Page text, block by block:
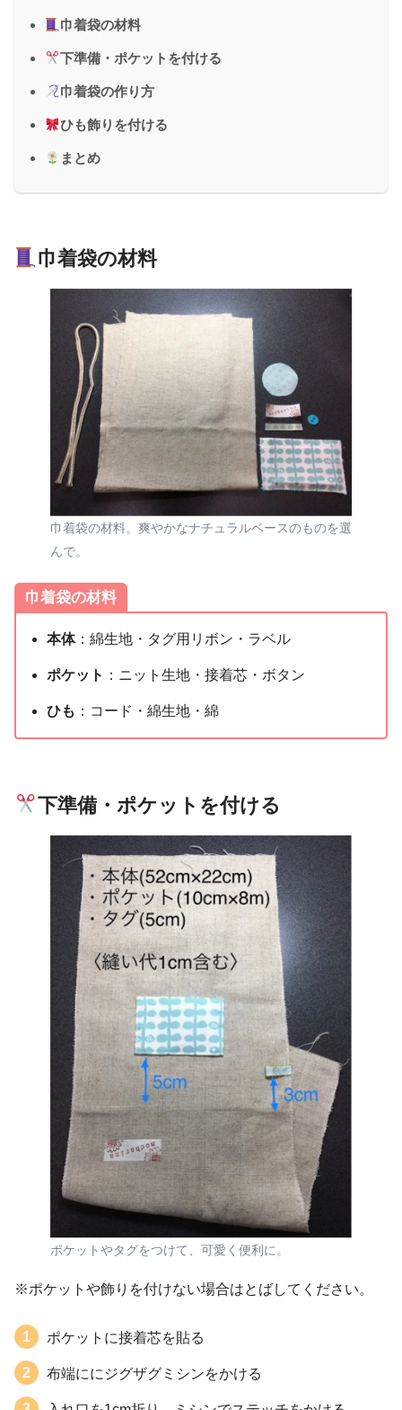
巾着袋の材料
下準備・ポケットを付ける
巾着袋の作り方
ひも飾りを付ける
まとめ
巾着袋の材料
巾着袋の材料。爽やかなナチュラルベースのものを選
んで。
巾着袋の材料
本体：綿生地・タグ用リボン・ラベル
ポケット ：ニット生地・接着芯・ボタン
ひも ：コード・綿生地・綿
下準備・ポケットを付ける
ポケットやタグをつけて、可愛く便利に。
※ポケットや飾りを付けない場合はとばしてください。
ポケットに接着芯を貼る
布端ににジグザグミシンをかける